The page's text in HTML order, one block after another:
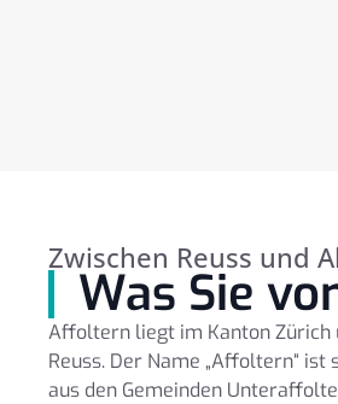
Zwischen Reuss und
Was Sie
Affoltern liegt im Kanton Zürich
Reuss. Der Name „Affoltern“
aus den Gemeinden